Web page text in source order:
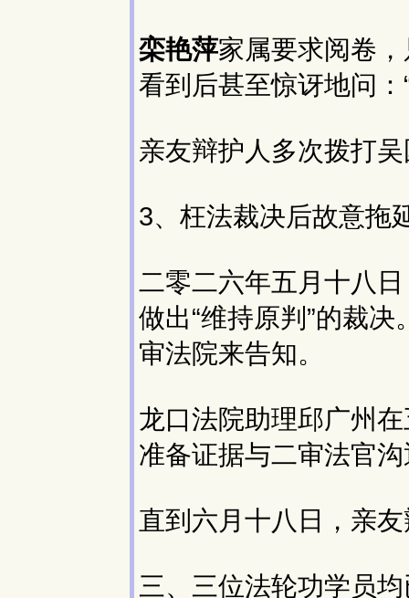
栾艳萍家属要求阅卷
看到后甚至惊讶地问：
亲友辩护人多次拨打
3、枉法裁决后故意拖
二零二六年五月十八
做出“维持原判”的裁
审法院来告知。
龙口法院助理邱广州
准备证据与二审法官
直到六月十八日，亲
三、三位法轮功学员